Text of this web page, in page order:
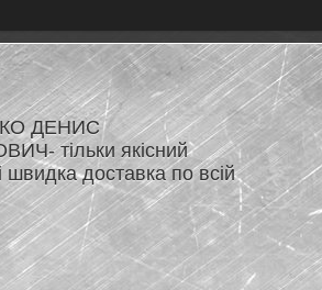
ДЕНИС
тільки якісний
швидка доставка по всій